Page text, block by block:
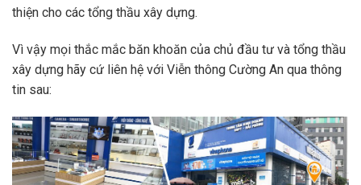
thiện cho các tổng thầu xây dựng.
Vì vậy mọi thắc mắc băn khoăn của chủ đầu tư và tổng thầu
xây dựng hãy cứ liên hệ với Viễn thông Cường An qua thông
tin sau: